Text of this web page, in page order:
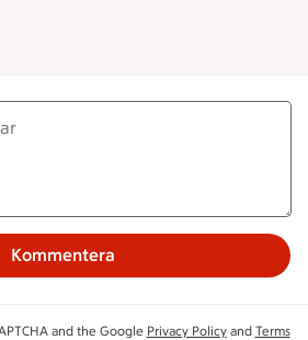
Kommentera
and the Google Privacy Policyand Terms